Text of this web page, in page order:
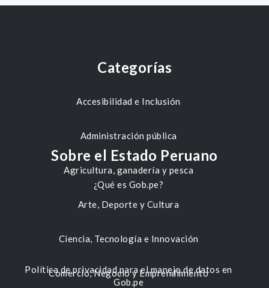
Categorías
Accesibilidad e Inclusión
Administración pública
Agricultura, ganadería y pesca
Arte, Deporte y Cultura
Ciencia, Tecnología e Innovación
Comercio, Negocio y Emprendimiento
Sobre el Estado Peruano
¿Qué es Gob.pe?
Política de privacidad para el manejo de datos en
Gob.pe